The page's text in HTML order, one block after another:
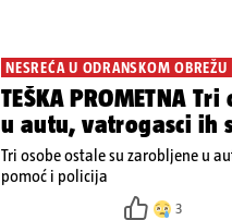
NESREĆA U ODRANSKOM OBREŽU
TEŠKA PROMETNA
u autu, vatrogasci ih
Tri osobe ostale su zarobljene u
pomoć i policija
3